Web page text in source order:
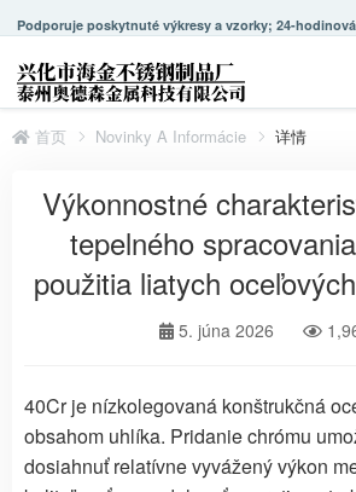
Podporuje poskytnuté výkresy a vzorky; 24-
首页 Novinky A Informácie 详情
Výkonnostné
tepelného
použitia liatych
5. júna 2026
40Cr je nízkolegovaná konštrukčná
obsahom uhlíka. Pridanie chrómu
dosiahnuť relatívne vyvážený výkon